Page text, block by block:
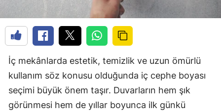
İç mekânlarda estetik, temizlik ve uzun ömürlü
kullanım söz konusu olduğunda iç cephe boyası
seçimi büyük önem taşır. Duvarların hem şık
görünmesi hem de yıllar boyunca ilk günkü